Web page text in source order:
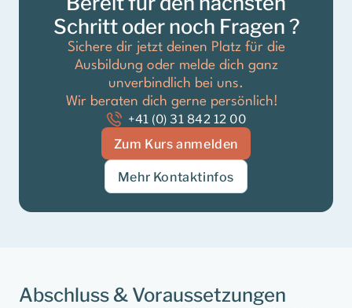
Schritt oder noch Fragen ?
Sichere dir jetzt deinen Platz für die
Ausbildung oder melde dich ganz
unverbindlich bei uns.
Wir beraten dich gerne persönlich!
+41 (0) 31 842 12 00
Zum Kurs anmelden
Mehr Kontaktinfos
Abschluss & Voraussetzungen